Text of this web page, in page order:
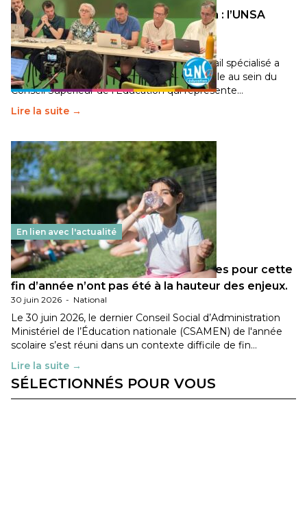
Transition écologique de l’éducation : l’UNSA
Éducation fait bouger les lignes
30 juin 2026-National
Pendant plusieurs mois, un groupe de travail spécialisé a
travaillé sur la transition écologique de l’Ecole au sein du
Conseil Supérieur de l’Éducation qui représente…
Lire la suite →
En lien avec l'actualité
Les décisions ministérielles attendues pour cette
fin d’année n’ont pas été à la hauteur des enjeux.
30 juin 2026 - National
Le 30 juin 2026, le dernier Conseil Social d’Administration
Ministériel de l’Éducation nationale (CSAMEN) de l'année
scolaire s’est réuni dans un contexte difficile de fin…
Lire la suite →
SÉLECTIONNÉS POUR VOUS